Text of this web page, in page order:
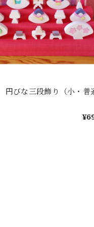
びな三段飾り（小・普